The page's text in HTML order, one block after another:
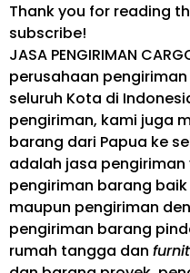
Thank you for reading
subscribe!
JASA PENGIRIMAN
perusahaan
seluruh Kota di
pengiriman, kami juga
barang dari Papua ke
adalah jasa
pengiriman barang
maupun pengiriman
pengiriman barang
rumah tangga dan